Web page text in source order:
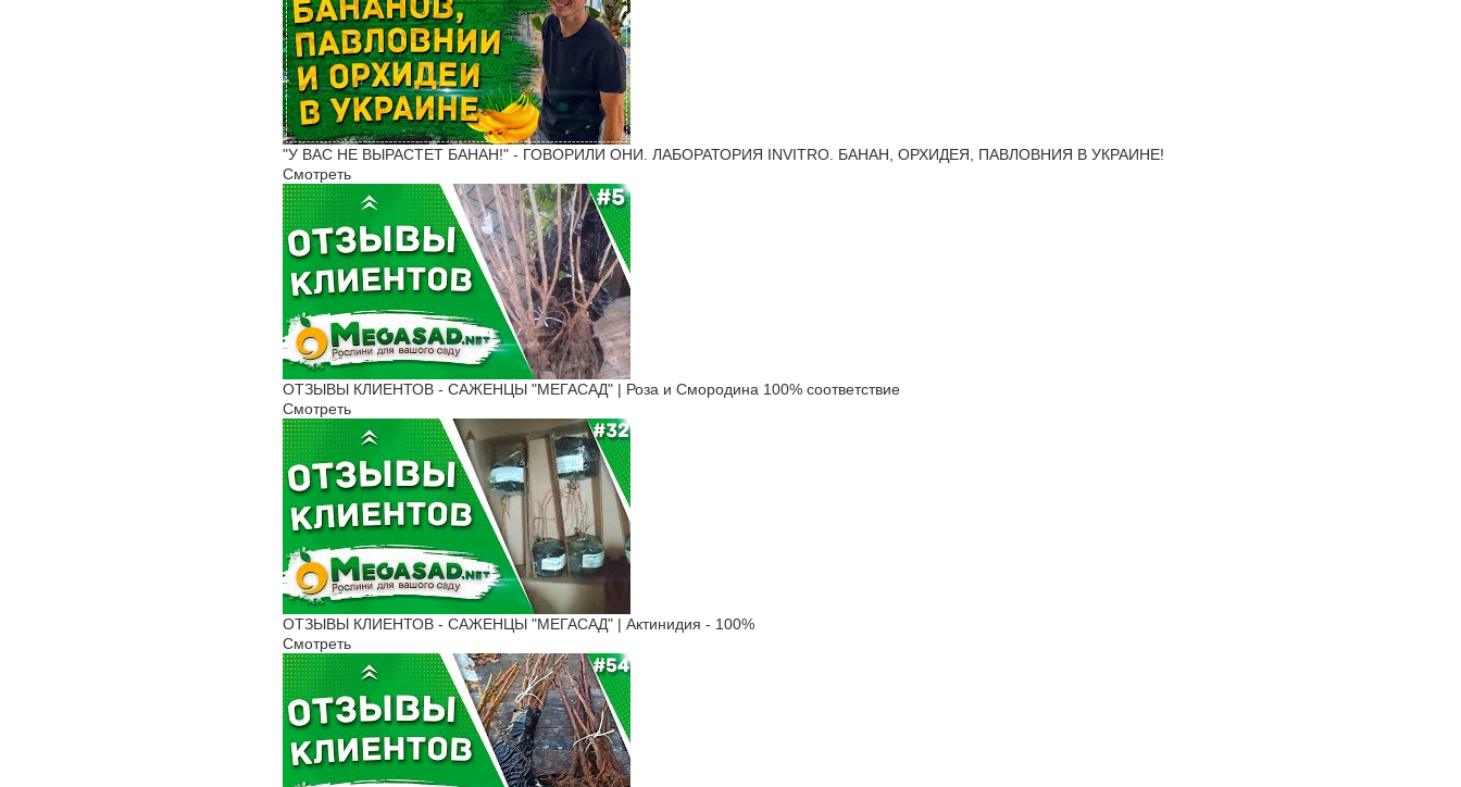
"У ВАС НЕ ВЫРАСТЕТ БАНАН!" - ГОВОРИЛИ ОНИ. ЛАБОРАТОРИЯ INVITRO. БАНАН, ОРХИДЕЯ, ПАВЛОВНИЯ В УКРАИНЕ!
Смотреть
ОТЗЫВЫ КЛИЕНТОВ - САЖЕНЦЫ "МЕГАСАД" | Роза и Смородина 100% соответствие
Смотреть
ОТЗЫВЫ КЛИЕНТОВ - САЖЕНЦЫ "МЕГАСАД" | Актинидия - 100%
Смотреть